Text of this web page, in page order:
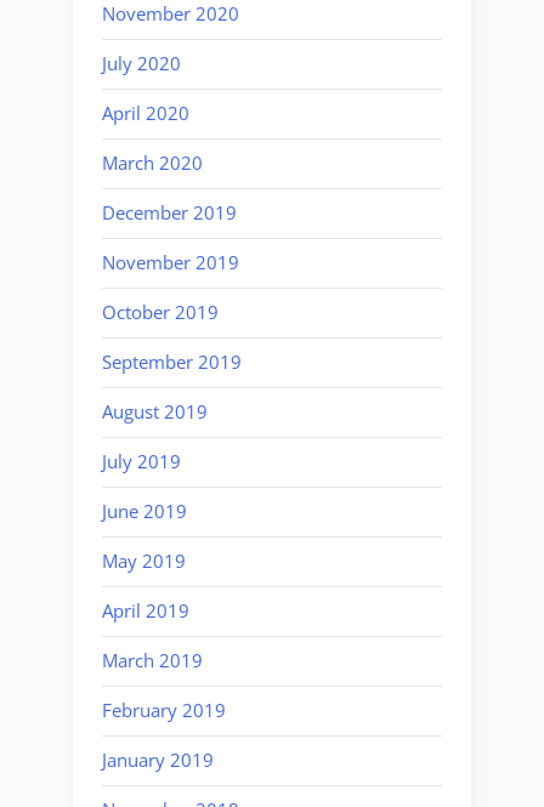
November 2020
July 2020
April 2020
March 2020
December 2019
November 2019
October 2019
September 2019
August 2019
July 2019
June 2019
May 2019
April 2019
March 2019
February 2019
January 2019